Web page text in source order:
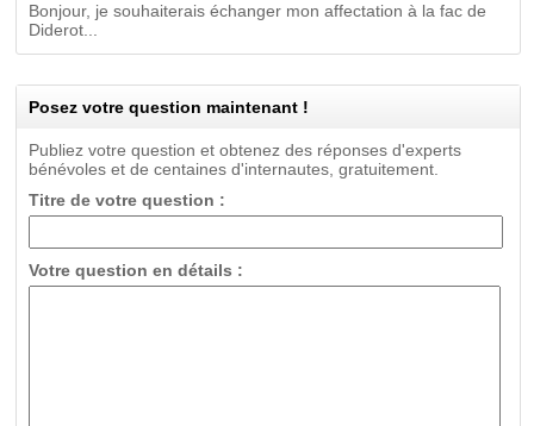
Bonjour, je souhaiterais échanger mon affectation à la fac de
Diderot...
Posez votre question maintenant !
Publiez votre question et obtenez des réponses d'experts
bénévoles et de centaines d'internautes, gratuitement.
Titre de votre question :
Votre question en détails :